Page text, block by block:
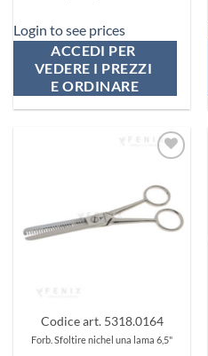
Login to see prices
ACCEDI PER
VEDERE I PREZZI
E ORDINARE
ai
preferiti
Codice art. 5318.0164
Forb. Sfoltire nichel una lama 6,5"